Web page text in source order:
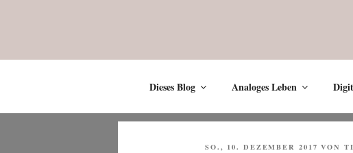
Dieses Blog
Analoges Leben
VERÖFFENTLICHT
SO., 10. DEZEMBER 2017 VON